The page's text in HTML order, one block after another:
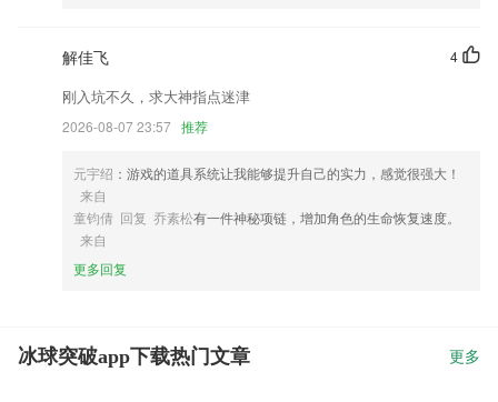
4
解佳飞
刚入坑不久，求大神指点迷津
2026-08-07 23:57 推荐
元宇绍 ：游戏的道具系统让我能够提升自己的实力，感觉很强大！
来自
童钧倩 回复 乔素松有一件神秘项链，增加角色的生命恢复速度。
来自
更多回复
冰球突破app下载热门文章 更多